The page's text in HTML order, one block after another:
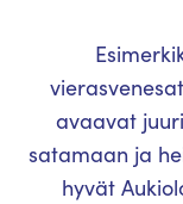
avaavat
satamaan ja
hyvät